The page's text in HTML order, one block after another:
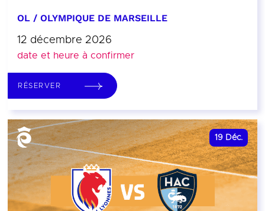
OL / OLYMPIQUE DE MARSEILLE
12 décembre 2026
date et heure à confirmer
RÉSERVER
19 Déc.